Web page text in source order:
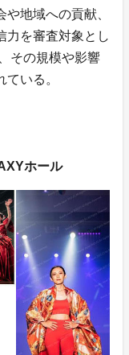
地域への貢献、
力を審査対象とし
その規模や影響
いる。
ホール